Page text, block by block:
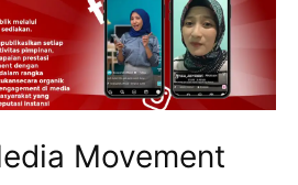
Movement